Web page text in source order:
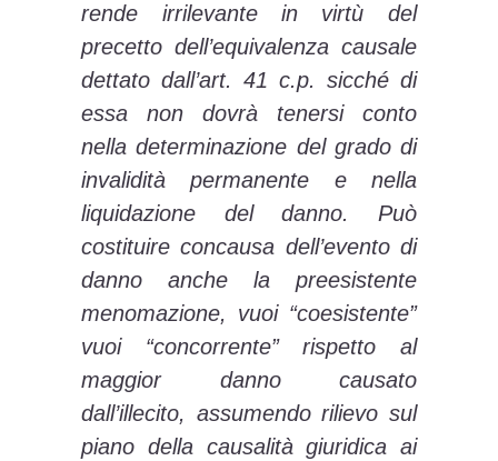
rende irrilevante in virtù del
precetto dell’equivalenza causale
dettato dall’art. 41 c.p. sicché di
essa non dovrà tenersi conto
nella determinazione del grado di
invalidità permanente e nella
liquidazione del danno. Può
costituire concausa dell’evento di
danno anche la preesistente
menomazione, vuoi “coesistente”
vuoi “concorrente” rispetto al
maggior danno causato
dall’illecito, assumendo rilievo sul
piano della causalità giuridica ai